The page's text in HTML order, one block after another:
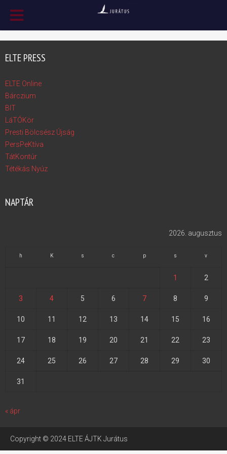
ELTE PRESS
ELTE Online
Bárczium
BIT
LáTÓKör
Presti Bölcsész Újság
PersPeKtíva
TátKontúr
Tétékás Nyúz
NAPTÁR
2026. augusztus
h K s c p s v
1 2
3 4 5 6 7 8 9
10 11 12 13 14 15 16
17 18 19 20 21 22 23
24 25 26 27 28 29 30
31
« ápr
Copyright © 2024 ELTE ÁJTK Jurátus